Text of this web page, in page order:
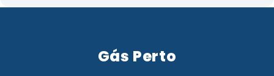
Gás Perto